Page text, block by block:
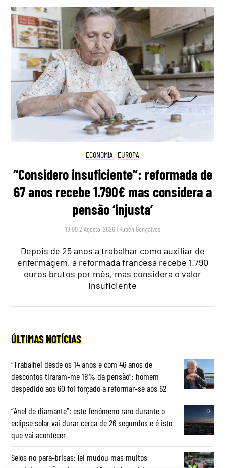
ECONOMIA , EUROPA
“Considero insuficiente”: reformada de
67 anos recebe 1.790€ mas considera a
pensão ‘injusta’
18:00 2 Agosto, 2026 | Rubén Gonçalves
Depois de 25 anos a trabalhar como auxiliar de
enfermagem, a reformada francesa recebe 1.790
euros brutos por mês, mas considera o valor
insuficiente
ÚLTIMAS NOTÍCIAS
“Trabalhei desde os 14 anos e com 46 anos de
descontos tiraram‑me 18% da pensão”: homem
despedido aos 60 foi forçado a reformar‑se aos 62
“Anel de diamante”: este fenómeno raro durante o
eclipse solar vai durar cerca de 26 segundos e é isto
que vai acontecer
Selos no para‑brisas: lei mudou mas muitos